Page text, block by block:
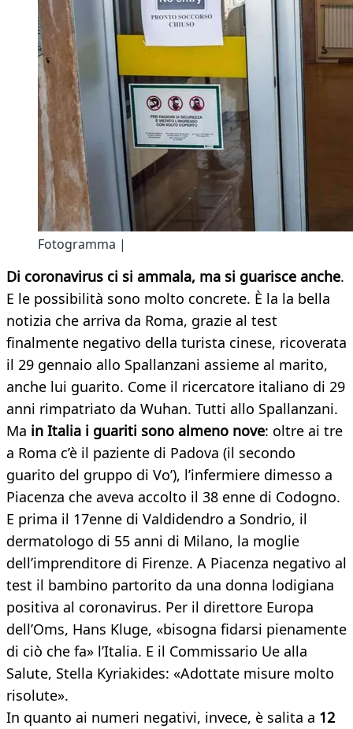
Fotogramma |
Di coronavirus ci si ammala, ma si guarisce anche.
E le possibilità sono molto concrete. È la la bella
notizia che arriva da Roma, grazie al test
finalmente negativo della turista cinese, ricoverata
il 29 gennaio allo Spallanzani assieme al marito,
anche lui guarito. Come il ricercatore italiano di 29
anni rimpatriato da Wuhan. Tutti allo Spallanzani.
Ma in Italia i guariti sono almeno nove: oltre ai tre
a Roma c’è il paziente di Padova (il secondo
guarito del gruppo di Vo’), l’infermiere dimesso a
Piacenza che aveva accolto il 38 enne di Codogno.
E prima il 17enne di Valdidendro a Sondrio, il
dermatologo di 55 anni di Milano, la moglie
dell’imprenditore di Firenze. A Piacenza negativo al
test il bambino partorito da una donna lodigiana
positiva al coronavirus. Per il direttore Europa
dell’Oms, Hans Kluge, «bisogna fidarsi pienamente
di ciò che fa» l’Italia. E il Commissario Ue alla
Salute, Stella Kyriakides: «Adottate misure molto
risolute».
In quanto ai numeri negativi, invece, è salita a 12